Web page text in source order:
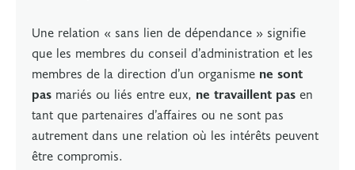
Une relation « sans lien de dépendance » signifie
que les membres du conseil d’administration et les
membres de la direction d’un organisme ne sont
pas mariés ou liés entre eux, ne travaillent pas en
tant que partenaires d’affaires ou ne sont pas
autrement dans une relation où les intérêts peuvent
être compromis.